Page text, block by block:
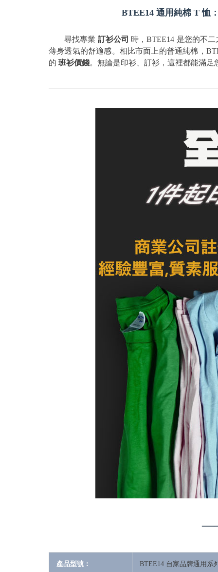
BTEE14 通用純棉 T 恤
尋找專業 訂衫公司 時，BTEE14 是您的不
薄身透氣的舒適感。相比市面上的普通純棉，
的 班衫價錢。無論是印衫、訂衫，這裡都能滿
產品型號： BTEE14 自家品牌通用系